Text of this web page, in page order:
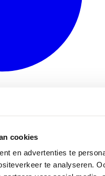
cookies
en advertenties te
te analyseren.